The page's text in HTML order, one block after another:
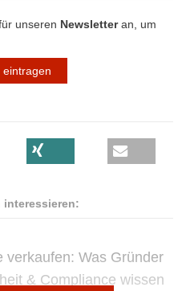
unseren Newsletteran, um
eintragen
interessieren:
verkaufen: Was Gründer
& Compliance wissen